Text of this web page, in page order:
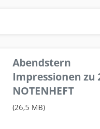
Abendstern
Impressionen zu
NOTENHEFT
(26,5 MB)